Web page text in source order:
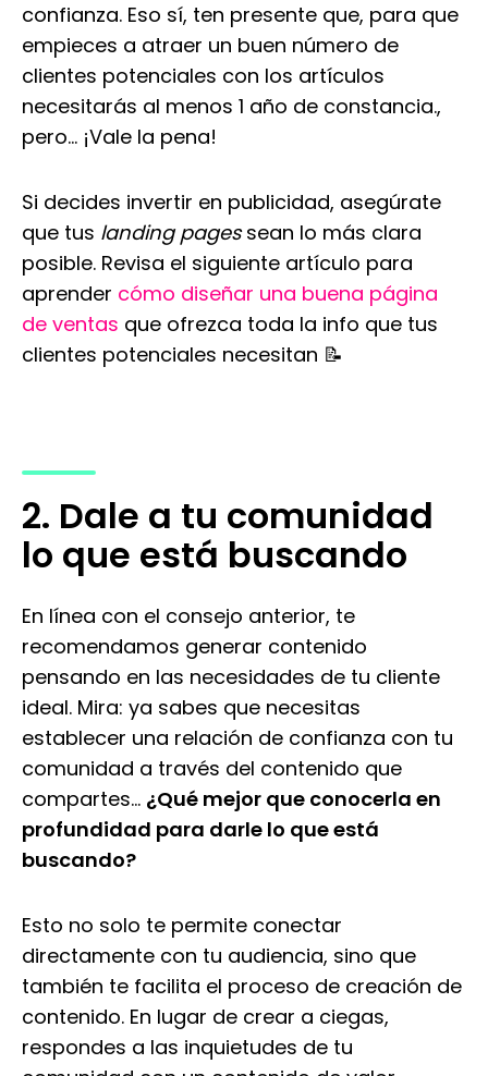
confianza. Eso sí, ten presente que, para que
empieces a atraer un buen número de
clientes potenciales con los artículos
necesitarás al menos 1 año de constancia.,
pero... ¡Vale la pena!
Si decides invertir en publicidad, asegúrate
que tus landing pagessean lo más clara
posible. Revisa el siguiente artículo para
aprender cómo diseñar una buena página
de ventas que ofrezca toda la info que tus
clientes potenciales necesitan 📝
2. Dale a tu comunidad
lo que está buscando
En línea con el consejo anterior, te
recomendamos generar contenido
pensando en las necesidades de tu cliente
ideal. Mira: ya sabes que necesitas
establecer una relación de confianza con tu
comunidad a través del contenido que
compartes… ¿Qué mejor que conocerla en
profundidad para darle lo que está
buscando?
Esto no solo te permite conectar
directamente con tu audiencia, sino que
también te facilita el proceso de creación de
contenido. En lugar de crear a ciegas,
respondes a las inquietudes de tu